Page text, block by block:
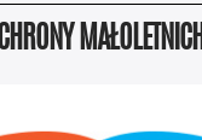
MAŁOLETNICH